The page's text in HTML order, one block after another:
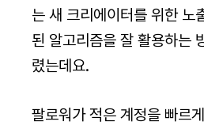
는 새 크리에이터를 위한 노
된 알고리즘을 잘 활용하는
렸는데요.
팔로워가 적은 계정을 빠르